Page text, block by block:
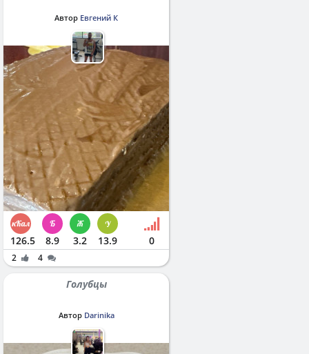
Автор Евгений К
126.5 8.9 3.2 13.9 0
2 4
Голубцы
Автор Darinika